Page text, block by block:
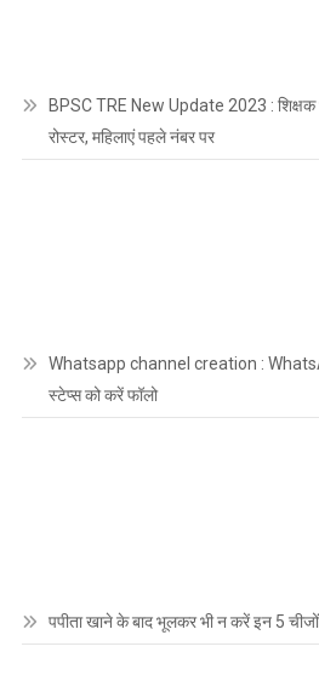
BPSC TRE New Update 2023 : शिक्षक
रोस्टर, महिलाएं पहले नंबर पर
Whatsapp channel creation :
स्टेप्स को करें फॉलो
पपीता खाने के बाद भूलकर भी न करें इन 5